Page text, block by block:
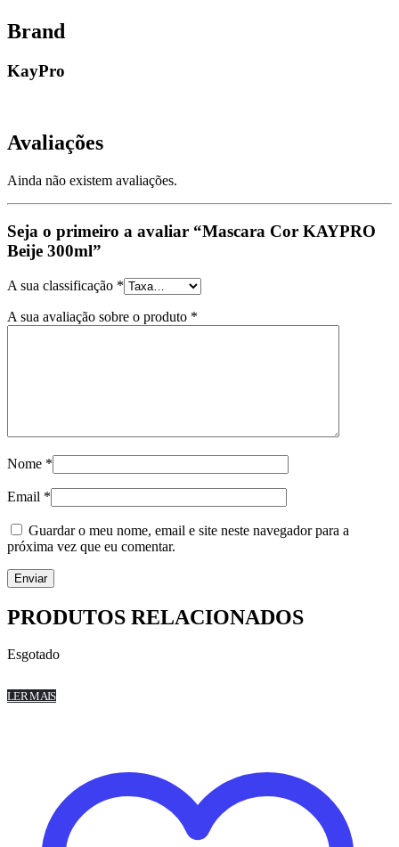
Brand
KayPro
Avaliações
Ainda não existem avaliações.
Seja o primeiro a avaliar “Mascara Cor KAYPRO
Beije 300ml”
A sua classificação *
A sua avaliação sobre o produto *
Nome *
Email *
Guardar o meu nome, email e site neste navegador para a
próxima vez que eu comentar.
PRODUTOS RELACIONADOS
Esgotado
LER MAIS